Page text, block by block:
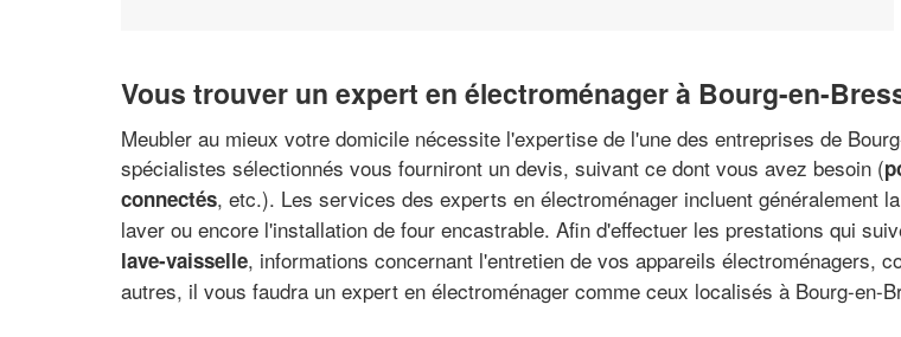
Vous trouver un expert en électroménager à Bourg-en-
Meubler au mieux votre domicile nécessite l'expertise de l'une des entreprises de
spécialistes sélectionnés vous fourniront un devis, suivant ce dont vous avez besoin (
connectés, etc.). Les services des experts en électroménager incluent généralement
laver ou encore l'installation de four encastrable. Afin d'effectuer les prestations qui
lave-vaisselle, informations concernant l'entretien de vos appareils électroménagers,
autres, il vous faudra un expert en électroménager comme ceux localisés à Bourg-en-